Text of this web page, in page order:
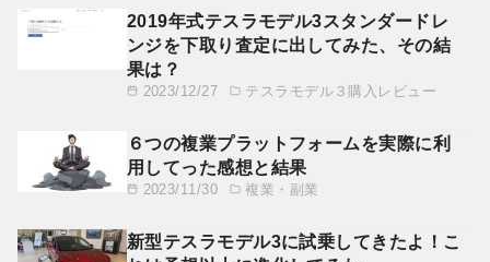
2023/12/27 テスラモデル３購入レビュー
2019年式テスラモデル3スタンダードレ
ンジを下取り査定に出してみた、その結
果は？
2023/11/30 複業・副業
６つの複業プラットフォームを実際に利
用してった感想と結果
新型テスラモデル3に試乗してきたよ！こ